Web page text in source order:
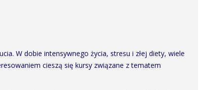
W dobie intensywnego życia, stresu i złej diety, wiele
cieszą się kursy związane z tematem